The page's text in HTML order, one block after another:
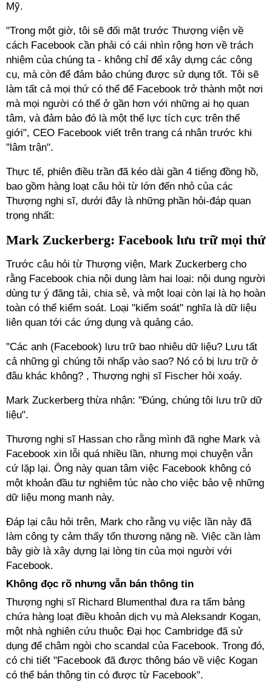
Mỹ.
"Trong một giờ, tôi sẽ đối mặt trước Thượng viện về
cách Facebook cần phải có cái nhìn rộng hơn về trách
nhiệm của chúng ta - không chỉ để xây dựng các công
cụ, mà còn để đảm bảo chúng được sử dụng tốt. Tôi sẽ
làm tất cả mọi thứ có thể để Facebook trở thành một nơi
mà mọi người có thể ở gần hơn với những ai họ quan
tâm, và đảm bảo đó là một thế lực tích cực trên thế
giới", CEO Facebook viết trên trang cá nhân trước khi
"lâm trận".
Thực tế, phiên điều trần đã kéo dài gần 4 tiếng đồng hồ,
bao gồm hàng loạt câu hỏi từ lớn đến nhỏ của các
Thượng nghị sĩ, dưới đây là những phần hỏi-đáp quan
trọng nhất:
Mark Zuckerberg: Facebook lưu trữ mọi thứ
Trước câu hỏi từ Thượng viện, Mark Zuckerberg cho
rằng Facebook chia nội dung làm hai loại: nội dung người
dùng tự ý đăng tải, chia sẻ, và một loại còn lại là họ hoàn
toàn có thể kiểm soát. Loại "kiểm soát" nghĩa là dữ liệu
liên quan tới các ứng dụng và quảng cáo.
"Các anh (Facebook) lưu trữ bao nhiêu dữ liệu? Lưu tất
cả những gì chúng tôi nhấp vào sao? Nó có bị lưu trữ ở
đâu khác không? , Thượng nghị sĩ Fischer hỏi xoáy.
Mark Zuckerberg thừa nhận: "Đúng, chúng tôi lưu trữ dữ
liệu".
Thượng nghị sĩ Hassan cho rằng mình đã nghe Mark và
Facebook xin lỗi quá nhiều lần, nhưng mọi chuyện vẫn
cứ lặp lại. Ông này quan tâm việc Facebook không có
một khoản đầu tư nghiêm túc nào cho việc bảo vệ những
dữ liệu mong manh này.
Đáp lại câu hỏi trên, Mark cho rằng vụ việc lần này đã
làm công ty cảm thấy tổn thương nặng nề. Việc cần làm
bây giờ là xây dựng lại lòng tin của mọi người với
Facebook.
Không đọc rõ nhưng vẫn bán thông tin
Thượng nghị sĩ Richard Blumenthal đưa ra tấm bảng
chứa hàng loạt điều khoản dịch vụ mà Aleksandr Kogan,
một nhà nghiên cứu thuộc Đại học Cambridge đã sử
dụng để châm ngòi cho scandal của Facebook. Trong đó,
có chi tiết "Facebook đã được thông báo về việc Kogan
có thể bán thông tin có được từ Facebook".